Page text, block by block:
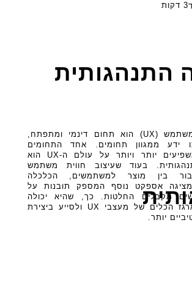
3 דקות
התנהגותית
עיצוב חווית משתמש (UX) הוא תחום דינמי ומתפתח,
ידע ממגוון תחומים. אחד התחומים
המרתקים שמשפיעים יותר ויותר על עולם ה-UX הוא
בעוד שעיצוב חווית משתמש
בין מוצר למשתמשים, הכלכלה
מציגה אספקט נוסף המספק תובנות על
מקבלים החלטות. כך, שהיא יכולה
להעשיר את ארגז הכלים של מעצבי UX ולסייע ביצירת
יותר.